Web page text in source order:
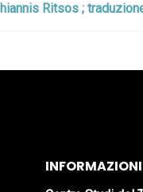
Ritsos ;